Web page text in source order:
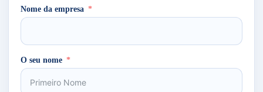
Nome da empresa
O seu nome